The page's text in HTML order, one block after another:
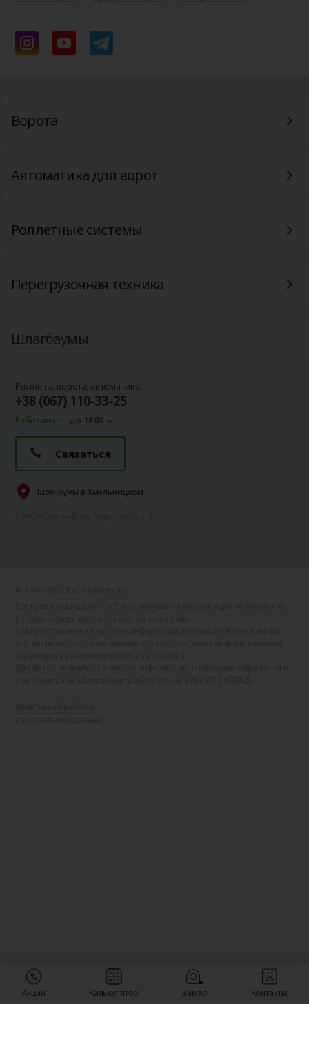
Ворота
Автоматика для ворот
Роллетные системы
Перегрузочная техника
Шлагбаумы
Роллеты, ворота, автоматика:
+38 (067) 110-33-25
Работаем до 18:00
Связаться
Шоу-румы в Хмельницком
Акции Калькулятор Замер Контакты